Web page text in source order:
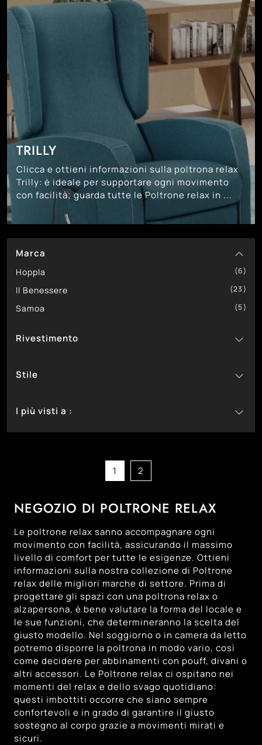
Marca
Hoppla 6
Il Benessere 23
Samoa 5
Rivestimento
In Pelle 2
Stile
Moderne 33
I più visti a :
Bassano Del Grappa
Padova
Treviso
Venezia
Vicenza
TRILLY
Clicca e ottieni informazioni sulla poltrona relax
Trilly: è ideale per supportare ogni movimento
con facilità; guarda tutte le Poltrone relax in ...
1 2
NEGOZIO DI POLTRONE RELAX
Le poltrone relax sanno accompagnare ogni
movimento con facilità, assicurando il massimo
livello di comfort per tutte le esigenze. Ottieni
informazioni sulla nostra collezione di Poltrone
relax delle migliori marche di settore. Prima di
progettare gli spazi con una poltrona relax o
alzapersona, è bene valutare la forma del locale e
le sue funzioni, che determineranno la scelta del
giusto modello. Nel soggiorno o in camera da letto
potremo disporre la poltrona in modo vario, così
come decidere per abbinamenti con pouff, divani o
altri accessori. Le Poltrone relax ci ospitano nei
momenti del relax e dello svago quotidiano:
questi imbottiti occorre che siano sempre
confortevoli e in grado di garantire il giusto
sostegno al corpo grazie a movimenti mirati e
sicuri.